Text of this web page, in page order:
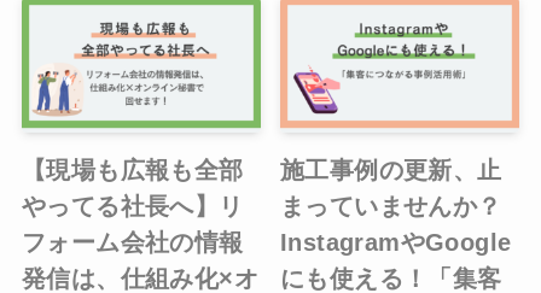
【現場も広報も全部
やってる社長へ】リ
フォーム会社の情報
発信は、仕組み化×オ
施工事例の更新、止
まっていませんか？
InstagramやGoogle
にも使える！「集客